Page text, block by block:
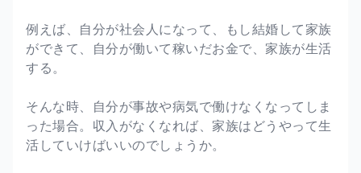
例えば、自分が社会人になって、もし結婚して家族
ができて、自分が働いて稼いだお金で、家族が生活
する。
そんな時、自分が事故や病気で働けなくなってしま
った場合。収入がなくなれば、家族はどうやって生
活していけばいいのでしょうか。